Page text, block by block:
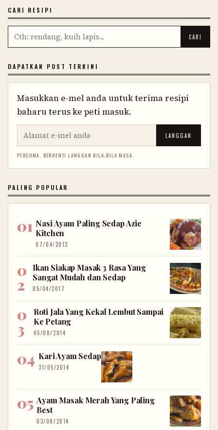
CARI RESIPI
DAPATKAN POST TERKINI
Masukkan e-mel anda untuk terima resipi
baharu terus ke peti masuk.
LANGGAN
PERCUMA. BERHENTI LANGGAN BILA-BILA MASA.
PALING POPULAR
Nasi Ayam Paling Sedap Azie
Kitchen
07/04/2013
Ikan Siakap Masak 3 Rasa Yang
Sangat Mudah dan Sedap
05/04/2017
Roti Jala Yang Kekal Lembut Sampai
Ke Petang
05/08/2014
Kari Ayam Sedap
31/05/2014
Ayam Masak Merah Yang Paling
Best
03/08/2014